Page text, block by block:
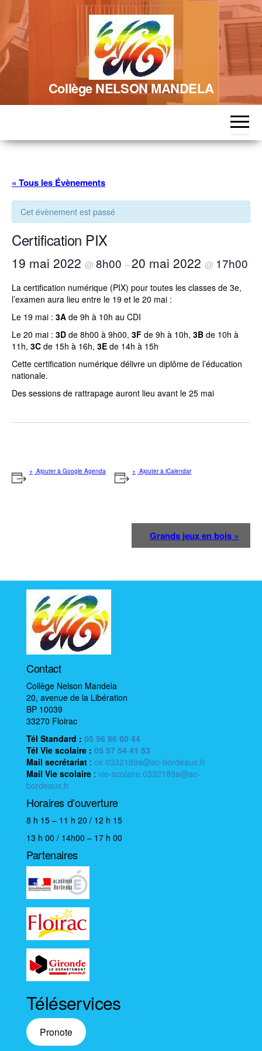
Skip
to
content
Collège NELSON MANDELA
« Tous les Évènements
Cet évènement est passé
Certification PIX
19 mai 2022 @ 8h00 –20 mai 2022 @ 17h00
La certification numérique (PIX) pour toutes les classes de 3e,
l’examen aura lieu entre le 19 et le 20 mai :
Le 19 mai : 3A de 9h à 10h au CDI
Le 20 mai : 3D de 8h00 à 9h00, 3F de 9h à 10h, 3B de 10h à
11h, 3C de 15h à 16h, 3E de 14h à 15h
Cette certification numérique délivre un diplôme de l’éducation
nationale.
Des sessions de rattrapage auront lieu avant le 25 mai
Ajouter à Google Agenda Ajouter à iCalendar
i
Grands jeux en bois »
Contact
Collège Nelson Mandela
20, avenue de la Libération
BP 10039
33270 Floirac
Tél Standard : 05 56 86 60 44
Tél Vie scolaire : 05 57 54 41 53
Mail secrétariat : ce.0332189a@ac-bordeaux.fr
Mail Vie scolaire : vie-scolaire.0332189a@ac-
bordeaux.fr
Horaires d’ouverture
8 h 15 – 11 h 20 / 12 h 15
13 h 00 / 14h00 – 17 h 00
Partenaires
Téléservices
Pronote